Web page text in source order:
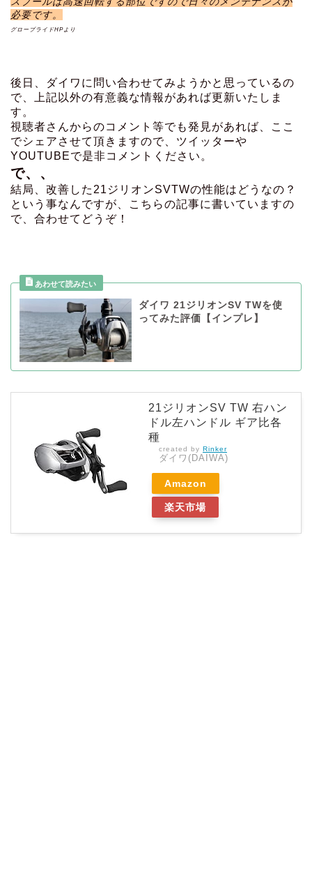
必要です。
グローブライドHPより
後日、ダイワに問い合わせてみようかと思っているの
で、上記以外の有意義な情報があれば更新いたしま
す。
視聴者さんからのコメント等でも発見があれば、ここ
でシェアさせて頂きますので、ツイッターや
YOUTUBEで是非コメントください。
で、、
結局、改善した21ジリオンSVTWの性能はどうなの？
という事なんですが、こちらの記事に書いていますの
で、合わせてどうぞ！
ダイワ 21ジリオンSV TWを使
ってみた評価【インプレ】
21ジリオンSV TW 右ハン
ドル左ハンドル ギア比各
種
created by Rinker
ダイワ(DAIWA)
Amazon
楽天市場